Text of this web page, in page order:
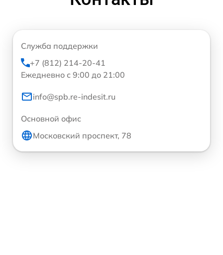
Служба поддержки
+7 (812) 214-20-41
Ежедневно с 9:00 до 21:00
info@spb.re-indesit.ru
Основной офис
Московский проспект, 78